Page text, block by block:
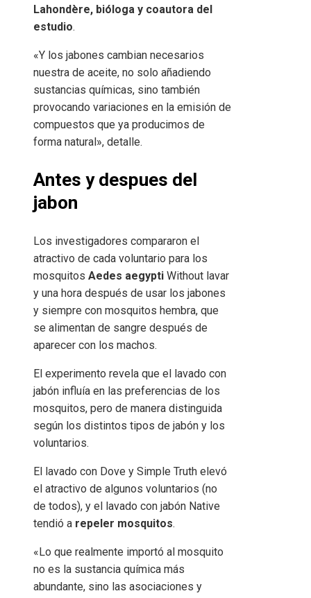
Lahondère, bióloga y coautora del
estudio.
«Y los jabones cambian necesarios
nuestra de aceite, no solo añadiendo
sustancias químicas, sino también
provocando variaciones en la emisión de
compuestos que ya producimos de
forma natural», detalle.
Antes y despues del
jabon
Los investigadores compararon el
atractivo de cada voluntario para los
mosquitos Aedes aegypti Without lavar
y una hora después de usar los jabones
y siempre con mosquitos hembra, que
se alimentan de sangre después de
aparecer con los machos.
El experimento revela que el lavado con
jabón influía en las preferencias de los
mosquitos, pero de manera distinguida
según los distintos tipos de jabón y los
voluntarios.
El lavado con Dove y Simple Truth elevó
el atractivo de algunos voluntarios (no
de todos), y el lavado con jabón Native
tendió a repeler mosquitos.
«Lo que realmente importó al mosquito
no es la sustancia química más
abundante, sino las asociaciones y